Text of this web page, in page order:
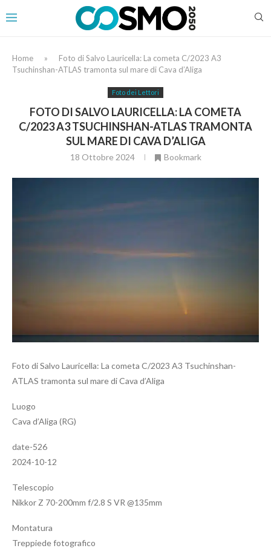
Home »
Foto di Salvo Lauricella: La cometa C/2023 A3
Tsuchinshan-ATLAS tramonta sul mare di Cava d’Aliga
Foto dei Lettori
FOTO DI SALVO LAURICELLA: LA COMETA
C/2023 A3 TSUCHINSHAN-ATLAS TRAMONTA
SUL MARE DI CAVA D’ALIGA
18 Ottobre 2024 Bookmark
Foto di Salvo Lauricella: La cometa C/2023 A3 Tsuchinshan-
ATLAS tramonta sul mare di Cava d’Aliga
Luogo
Cava d’Aliga (RG)
date-526
2024-10-12
Telescopio
Nikkor Z 70-200mm f/2.8 S VR @135mm
Montatura
Treppiede fotografico